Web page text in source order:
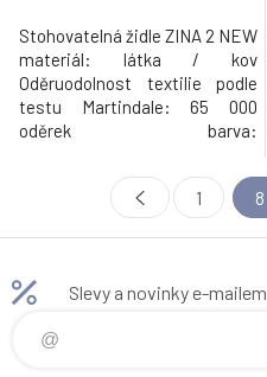
Stohovatelná židle ZINA 2 NEW
materiál: látka / kov
Oděruodolnost textilie podle
testu Martindale: 65 000
oděrek barva:
(ŠxHxV): 44x50x93 cm.
Nosnost: 100 kg Dodávaná v
monte. Při koupi více než 20
Hmotnost: 4.9kg
1 8
Slevy a novinky e-mailem